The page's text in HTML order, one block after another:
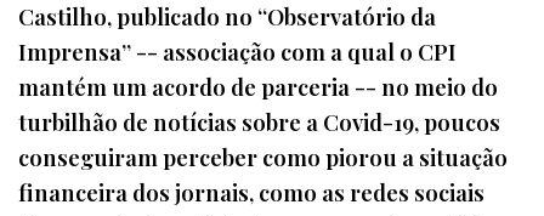
Castilho, publicado no “Observatório da
Imprensa” -- associação com a qual o CPI
mantém um acordo de parceria -- no meio do
turbilhão de notícias sobre a Covid-19, poucos
conseguiram perceber como piorou a situação
financeira dos jornais, como as redes sociais